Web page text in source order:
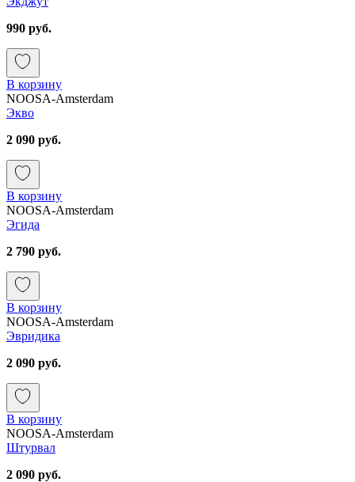
990 руб.
В корзину
NOOSA-Amsterdam
Экво
2 090 руб.
В корзину
NOOSA-Amsterdam
Эгида
2 790 руб.
В корзину
NOOSA-Amsterdam
Эвридика
2 090 руб.
В корзину
NOOSA-Amsterdam
Штурвал
2 090 руб.